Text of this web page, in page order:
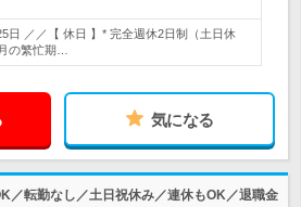
日 ／／【 休日 】* 完全週休2日制（土日休
の繁忙期…
気になる
／転勤なし／土日祝休み／連休もOK／退職金